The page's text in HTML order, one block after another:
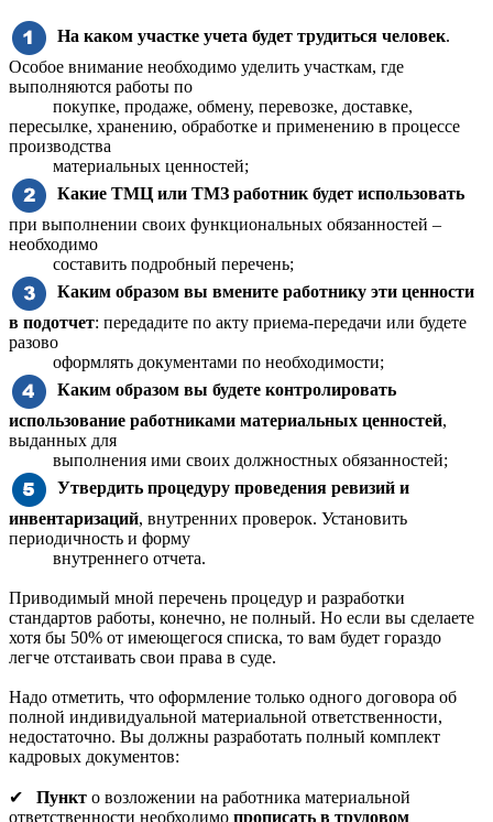
На каком участке учета будет трудиться человек.
Особое внимание необходимо уделить участкам, где
выполняются работы по
покупке, продаже, обмену, перевозке, доставке,
пересылке, хранению, обработке и применению в процессе
производства
материальных ценностей;
Какие ТМЦ или ТМЗ работник будет использовать
при выполнении своих функциональных обязанностей –
необходимо
составить подробный перечень;
Каким образом вы вмените работнику эти ценности
в подотчет: передадите по акту приема-передачи или будете
разово
оформлять документами по необходимости;
Каким образом вы будете контролировать
использование работниками материальных ценностей,
выданных для
выполнения ими своих должностных обязанностей;
Утвердить процедуру проведения ревизий и
инвентаризаций, внутренних проверок. Установить
периодичность и форму
внутреннего отчета.
Приводимый мной перечень процедур и разработки
стандартов работы, конечно, не полный. Но если вы сделаете
хотя бы 50% от имеющегося списка, то вам будет гораздо
легче отстаивать свои права в суде.
Надо отметить, что оформление только одного договора об
полной индивидуальной материальной ответственности,
недостаточно. Вы должны разработать полный комплект
кадровых документов:
✔ Пункт о возложении на работника материальной
ответственности необходимо прописать в трудовом